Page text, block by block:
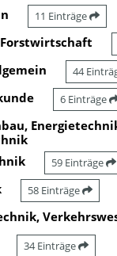
11 Einträge
44
6 Einträge
59 Einträge
58 Einträge
34 Einträge